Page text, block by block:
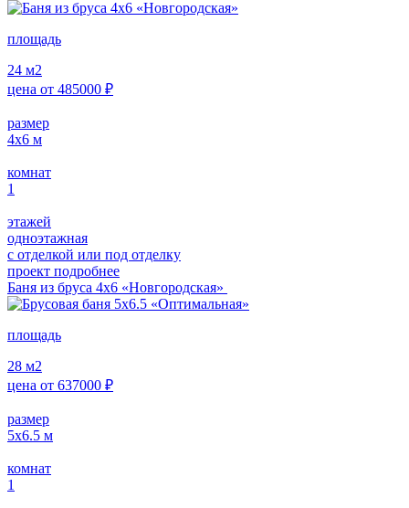
площадь
24 м2
цена от 485000 ₽
размер
4х6 м
комнат
1
этажей
одноэтажная
с отделкой или под отделку
проект подробнее
Баня из бруса 4х6 «Новгородская»
площадь
28 м2
цена от 637000 ₽
размер
5х6.5 м
комнат
1